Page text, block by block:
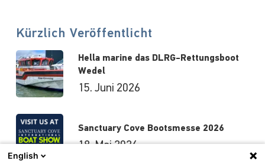
Kürzlich Veröffentlicht
Hella marine das DLRG-Rettungsboot
Wedel
15. Juni 2026
Sanctuary Cove Bootsmesse 2026
18. Mai 2026
English